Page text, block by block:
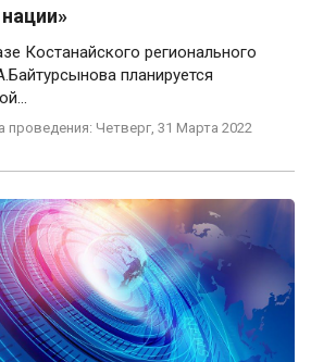
Костанайского регионального
планируется
проведения: Четверг, 31 Марта 2022